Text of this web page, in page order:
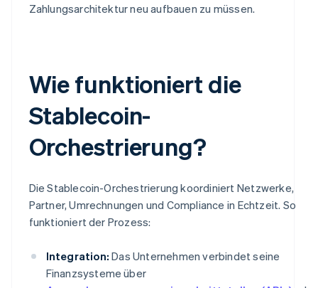
Zahlungsarchitektur neu aufbauen zu müssen.
Wie funktioniert die
Stablecoin-
Orchestrierung?
Die Stablecoin-Orchestrierung koordiniert Netzwerke,
Partner, Umrechnungen und Compliance in Echtzeit. So
funktioniert der Prozess:
Integration: Das Unternehmen verbindet seine
Finanzsysteme über